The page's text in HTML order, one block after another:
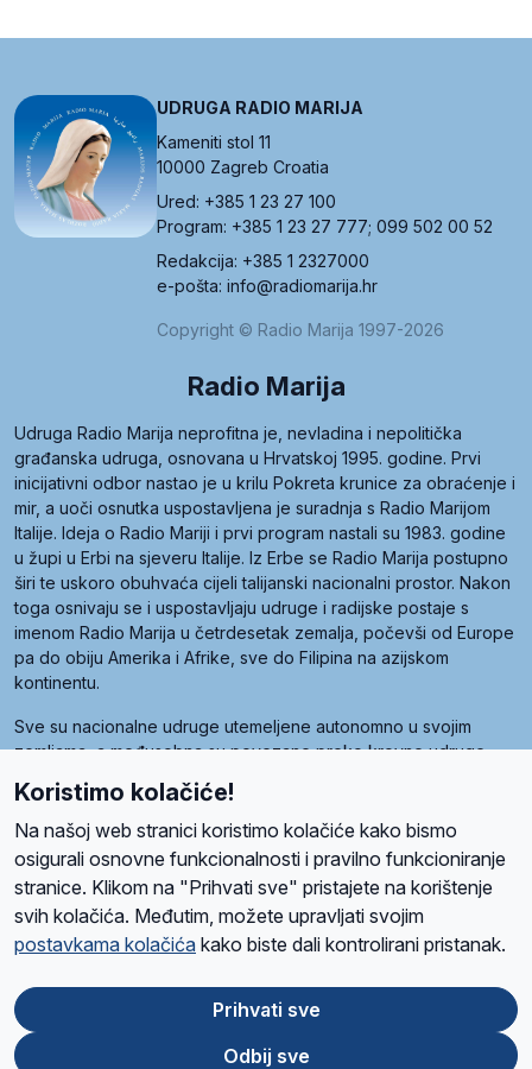
UDRUGA RADIO MARIJA
Kameniti stol 11
10000 Zagreb Croatia
Ured: +385 1 23 27 100
Program: +385 1 23 27 777; 099 502 00 52
Redakcija: +385 1 2327000
e-pošta: info@radiomarija.hr
Copyright © Radio Marija 1997-2026
Radio Marija
Udruga Radio Marija neprofitna je, nevladina i nepolitička
građanska udruga, osnovana u Hrvatskoj 1995. godine. Prvi
inicijativni odbor nastao je u krilu Pokreta krunice za obraćenje i
mir, a uoči osnutka uspostavljena je suradnja s Radio Marijom
Italije. Ideja o Radio Mariji i prvi program nastali su 1983. godine
u župi u Erbi na sjeveru Italije. Iz Erbe se Radio Marija postupno
širi te uskoro obuhvaća cijeli talijanski nacionalni prostor. Nakon
toga osnivaju se i uspostavljaju udruge i radijske postaje s
imenom Radio Marija u četrdesetak zemalja, počevši od Europe
pa do obiju Amerika i Afrike, sve do Filipina na azijskom
kontinentu.
Sve su nacionalne udruge utemeljene autonomno u svojim
zemljama, a međusobna su povezane preko krovne udruge
pod nazivom Svjetska obitelj Radio Marije (World Family of
Radio Maria). Svjetsku obitelj utemeljilo je sedam članica, među
kojima je i hrvatska Udruga Radio Marija.
O namaRadio ProgramVolonteriPrijateljiKontaktPravila privatnosti
Ova stranica je zaštićena Google reCAPTCHA sustavom
Google
Koristimo kolačiće!
Na našoj web stranici koristimo kolačiće kako bismo
osigurali osnovne funkcionalnosti i pravilno funkcioniranje
stranice. Klikom na "Prihvati sve" pristajete na korištenje
svih kolačića. Međutim, možete upravljati svojim
postavkama kolačića kako biste dali kontrolirani pristanak.
Prihvati sve
Odbij sve